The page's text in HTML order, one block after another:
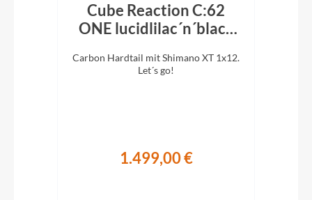
Cube Reaction C:62
ONE lucidlilac´n´black
Carbon Hardtail mit Shimano XT 1x12.
Let´s go!
1.499,00 €